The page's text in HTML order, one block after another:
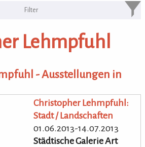
Künstler von
Lehmpfuhl
- Ausstellungen in
Christopher Lehmpfuhl:
Stadt / Landschaften
01.06.2013-14.07.2013
Städtische Galerie Art